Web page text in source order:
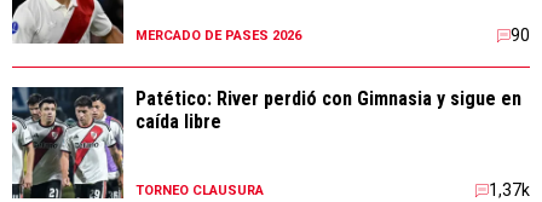
MERCADO DE PASES 2026 90
Patético: River perdió con Gimnasia y sigue en
caída libre
TORNEO CLAUSURA 1,37k